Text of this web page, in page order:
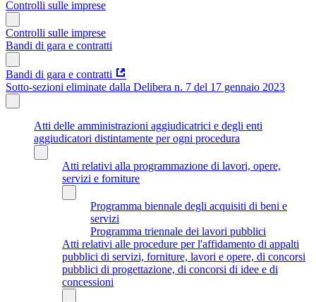
Controlli sulle imprese
Controlli sulle imprese
Bandi di gara e contratti
Bandi di gara e contratti
Sotto-sezioni eliminate dalla Delibera n. 7 del 17 gennaio 2023
Atti delle amministrazioni aggiudicatrici e degli enti
aggiudicatori distintamente per ogni procedura
Atti relativi alla programmazione di lavori, opere,
servizi e forniture
Programma biennale degli acquisiti di beni e
servizi
Programma triennale dei lavori pubblici
Atti relativi alle procedure per l'affidamento di appalti
pubblici di servizi, forniture, lavori e opere, di concorsi
pubblici di progettazione, di concorsi di idee e di
concessioni